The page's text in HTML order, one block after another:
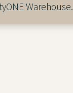
Warehouse.